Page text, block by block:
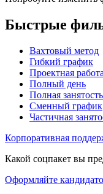
Быстрые
Вахтовый метод
Гибкий график
Проектная работа
Полный день
Полная занятость
Сменный график
Частичная
Корпоративная
Какой соцпакет вы
Оформляйте